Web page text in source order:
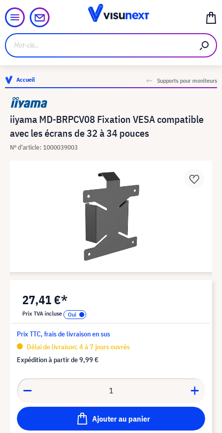
Accueil Supports pour moniteurs
iiyama MD-BRPCV08 Fixation VESA compatible
avec les écrans de 32 à 34 pouces
N° d'article: 1000039003
27,41 €*
Prix TVA incluse
Prix TTC, frais de livraison en sus
Délai de livraison: 4 à 7 jours ouvrés
Expédition à partir de9,99 €
Ajouter au panier